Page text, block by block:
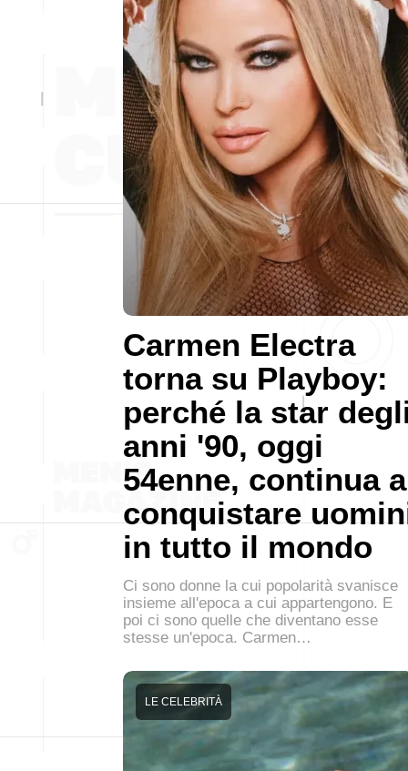
Carmen Electra
torna su Playboy:
perché la star
anni '90, oggi
54enne, continua a
conquistare
in tutto il mondo
Ci sono donne la cui popolarità svanisce
insieme all'epoca a cui appartengono. E
poi ci sono quelle che diventano esse
stesse un'epoca. Carmen…
LE CELEBRITÀ